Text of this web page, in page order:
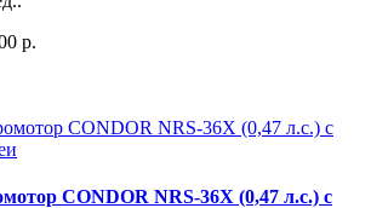
р.
CONDOR NRS-36X (0,47 л.с.) с